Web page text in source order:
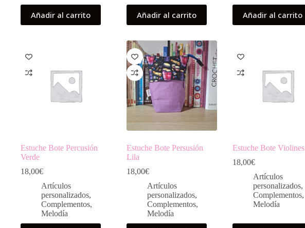
Añadir al carrito Añadir al carrito Añadir al carrito
Estuche Bote Percusión
Verde
18,00€
Artículos
personalizados,
Complementos,
Melodía
Estuche Bote Persusión
Lila
18,00€
Artículos
personalizados,
Complementos,
Melodía
Estuche Bote Violines
18,00€
Artículos
personalizados,
Complementos,
Melodía